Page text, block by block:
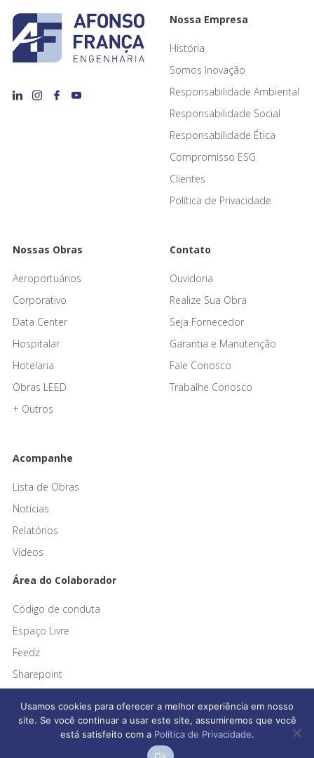
Nossa Empresa
História
Somos Inovação
Responsabilidade Ambiental
Responsabilidade Social
Responsabilidade Ética
Compromisso ESG
Clientes
Política de Privacidade
Nossas Obras
Aeroportuários
Corporativo
Data Center
Hospitalar
Hotelaria
Obras LEED
+ Outros
Contato
Ouvidoria
Realize Sua Obra
Seja Fornecedor
Garantia e Manutenção
Fale Conosco
Trabalhe Conosco
Acompanhe
Lista de Obras
Notícias
Relatórios
Vídeos
Área do Colaborador
Código de conduta
Espaço Livre
Feedz
Sharepoint
Afonso França Engenharia © 2026 Todos os direitos reservados
Usamos cookies para oferecer a melhor experiência em nosso
site. Se você continuar a usar este site, assumiremos que você
está satisfeito com a Política de Privacidade.
Ok